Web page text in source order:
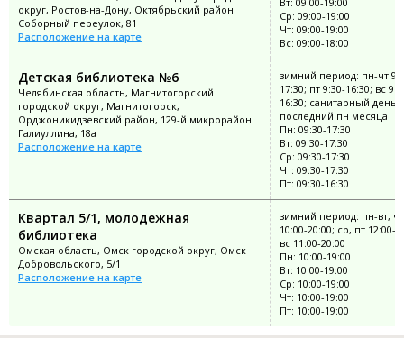
округ, Ростов-на-Дону, Октябрьский район
Соборный переулок, 81
Расположение на карте
Ср: 09:00-19:00
Чт: 09:00-19:00
Вс: 09:00-18:00
Детская библиотека №6
Челябинская область, Магнитогорский
городской округ, Магнитогорск,
Орджоникидзевский район, 129-й микрорайон
Галиуллина, 18а
Расположение на карте
зимний период: пн-чт
17:30; пт 9:30-16:30; вс
16:30; санитарный день:
последний пн месяца
Пн: 09:30-17:30
Вт: 09:30-17:30
Ср: 09:30-17:30
Чт: 09:30-17:30
Пт: 09:30-16:30
Квартал 5/1, молодежная
библиотека
Омская область, Омск городской округ, Омск
Добровольского, 5/1
Расположение на карте
зимний период: пн-вт, чт
10:00-20:00; ср, пт 12:00-
вс 11:00-20:00
Пн: 10:00-19:00
Вт: 10:00-19:00
Ср: 10:00-19:00
Чт: 10:00-19:00
Пт: 10:00-19:00